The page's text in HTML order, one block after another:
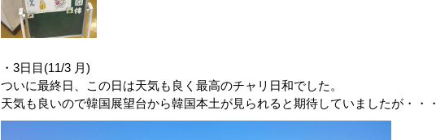
・3日目(11/3 月)
ついに最終日、この日は天気も良く最高のチャリ日和でした。
天気も良いので韓国展望台から韓国本土が見られると期待していましたが・・・